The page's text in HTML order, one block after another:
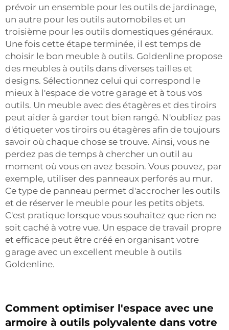
prévoir un ensemble pour les outils de jardinage,
un autre pour les outils automobiles et un
troisième pour les outils domestiques généraux.
Une fois cette étape terminée, il est temps de
choisir le bon meuble à outils. Goldenline propose
des meubles à outils dans diverses tailles et
designs. Sélectionnez celui qui correspond le
mieux à l'espace de votre garage et à tous vos
outils. Un meuble avec des étagères et des tiroirs
peut aider à garder tout bien rangé. N'oubliez pas
d'étiqueter vos tiroirs ou étagères afin de toujours
savoir où chaque chose se trouve. Ainsi, vous ne
perdez pas de temps à chercher un outil au
moment où vous en avez besoin. Vous pouvez, par
exemple, utiliser des panneaux perforés au mur.
Ce type de panneau permet d'accrocher les outils
et de réserver le meuble pour les petits objets.
C'est pratique lorsque vous souhaitez que rien ne
soit caché à votre vue. Un espace de travail propre
et efficace peut être créé en organisant votre
garage avec un excellent meuble à outils
Goldenline.
Comment optimiser l'espace avec une
armoire à outils polyvalente dans votre